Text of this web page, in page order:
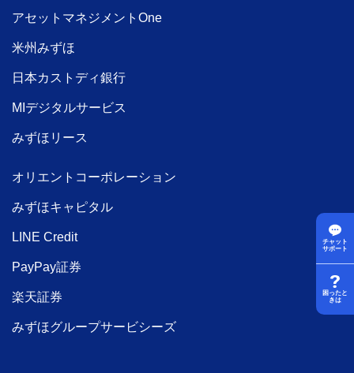
チャット
サポート
困ったと
きは
アセットマネジメントOne
米州みずほ
日本カストディ銀行
MIデジタルサービス
みずほリース
オリエントコーポレーション
みずほキャピタル
LINE Credit
PayPay証券
楽天証券
みずほグループサービシーズ